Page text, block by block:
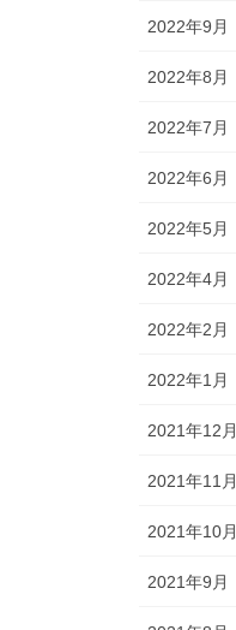
2022年9月
2022年8月
2022年7月
2022年6月
2022年5月
2022年4月
2022年2月
2022年1月
2021年12月
2021年11月
2021年10月
2021年9月